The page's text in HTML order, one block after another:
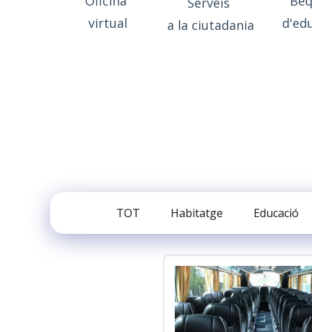
virtual
a la ciutadania
TOT Habitatge Educació